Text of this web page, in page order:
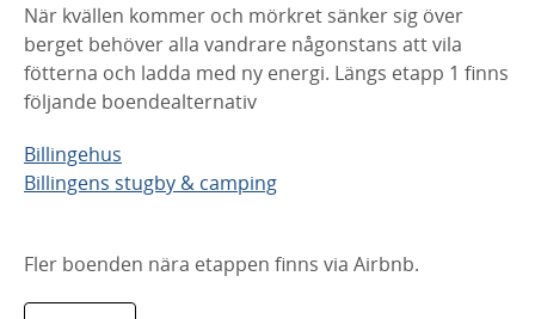
När kvällen kommer och mörkret sänker sig över
berget behöver alla vandrare någonstans att vila
fötterna och ladda med ny energi. Längs etapp 1 finns
följande boendealternativ
Billingehus
Billingens stugby & camping
Fler boenden nära etappen finns via Airbnb.